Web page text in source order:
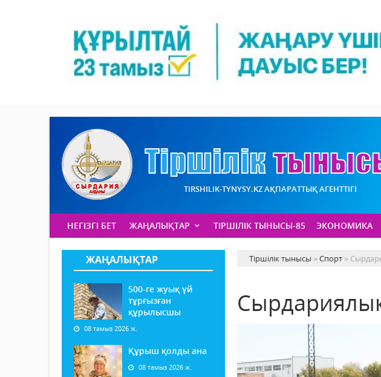
TIRSHILIK-TYNYSY.KZ АҚПАРАТТЫҚ АГЕНТТІГІ
НЕГІЗГІ БЕТ ЖАҢАЛЫҚТАР ТІРШІЛІК ТЫНЫСЫ-85 ЭКОНОМИКА
ЖАҢАЛЫҚТАР
500-ге жуық үй
тұрғызған
құрылысшы
08 тамыз 2026 ж.
Құрыш қолды ана
08 тамыз 2026 ж.
Тіршілік тынысы »Спорт »